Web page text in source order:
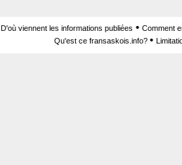
D'où viennent les informations publiées • Comment
Qu'est ce fransaskois.info? •